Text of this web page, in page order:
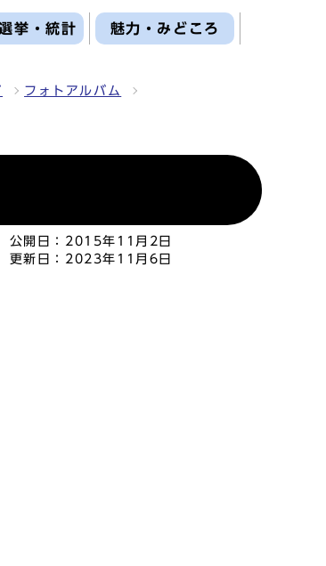
挙・統計 魅力・みどころ
フォトアルバム
公開日： 2015年11月2日
更新日： 2023年11月6日